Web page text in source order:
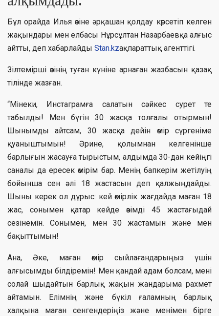
Бұл орайда Илья өзіне әрқашан қолдау көрсетіп келген
жақындары мен елбасы Нұрсұлтан Назарбаевқа алғыс
айтты, деп хабарлайды Stan.kzақпараттық агенттігі.
Зілтемірші өзінің туған күніне арнаған жазбасын қазақ
тілінде жазған.
“Мінеки, Инстаграмға салатын сәйкес сурет те
табылды! Мен бүгін 30 жасқа толғалы отырмын!
Шынымды айтсам, 30 жасқа дейін өмір сүргеніме
қуаныштымын! Әрине, қолымнан келгенінше
барлығын жасауға тырыстым, алдымда 30-дан кейіңгі
саналы да ересек өмірім бар. Менің бапкерім жетілуің
бойынша сен әлі 18 жастасын деп қалжыңдайды.
Шыны керек ол дұрыс: кей өмірлік жағдайда маған 18
жас, сонымен қатар кейде өзімді 45 жастағыдай
сезінемін. Сонымен, мен 30 жастамын және мен
бақыттымын!
Ана, Әке, маған өмір сыйлағандарыңыз үшін
алғысымды білдіремін! Мен қандай адам болсам, мені
солай шыдайтын барлық жақын жандарыма рахмет
айтамын. Елімнің және бүкіл ғаламның барлық
халқына маған сенгендеріңіз және менімен бірге